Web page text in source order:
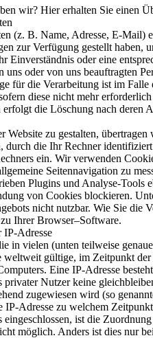
wir? Hier erhalten Sie einen
(z. B. Name, Adresse, E-Mail)
zur Verfügung gestellt
Einverständnis oder eine
uns oder von uns beauftragten
für die Verarbeitung ist im
diese nicht mehr
die Löschung nach deren
Website zu gestalten,
durch die Ihr Rechner
ein. Wir verwenden
Seitennavigation zu
Plugins und Analyse-Tools
von Cookies blockieren.
nicht nutzbar. Wie Sie die
Ihrer Browser–Software.
IP-Adresse
in vielen (unten teilweise
weltweit gültige, im Zeitpunkt
Eine IP-Adresse
privater Nutzer keine
zugewiesen wird (so
IP‐Adresse zu welchem
eingeschlossen, ist die
möglich. Anders ist dies nur